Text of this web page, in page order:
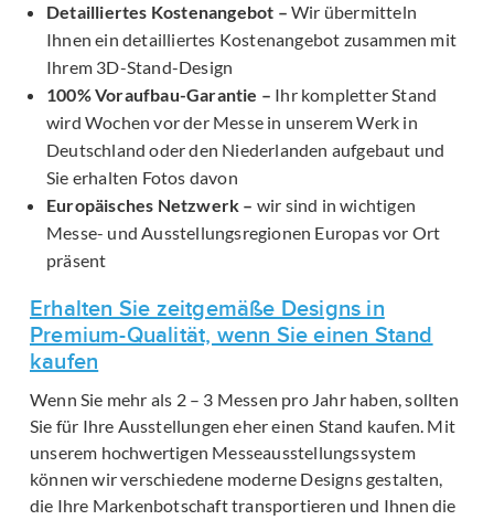
Detailliertes Kostenangebot – Wir übermitteln
Ihnen ein detailliertes Kostenangebot zusammen mit
Ihrem 3D-Stand-Design
100% Voraufbau-Garantie – Ihr kompletter Stand
wird Wochen vor der Messe in unserem Werk in
Deutschland oder den Niederlanden aufgebaut und
Sie erhalten Fotos davon
Europäisches Netzwerk – wir sind in wichtigen
Messe- und Ausstellungsregionen Europas vor Ort
präsent
Erhalten Sie zeitgemäße Designs in
Premium-Qualität, wenn Sie einen Stand
kaufen
Wenn Sie mehr als 2 – 3 Messen pro Jahr haben, sollten
Sie für Ihre Ausstellungen eher einen Stand kaufen. Mit
unserem hochwertigen Messeausstellungssystem
können wir verschiedene moderne Designs gestalten,
die Ihre Markenbotschaft transportieren und Ihnen die